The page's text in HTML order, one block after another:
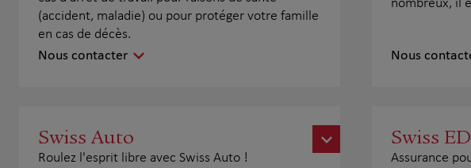
(accident, maladie) ou pour protéger votre famille
en cas de décès.
Nous contacter
nombreux, il
Nous
Swiss Auto
Roulez l'esprit libre avec Swiss Auto !
Swiss
Assurance